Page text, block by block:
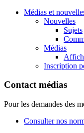
Médias et
Nouvelles
Sujets
Médias
Inscription
Contact médias
Pour les demandes des
Consulter nos